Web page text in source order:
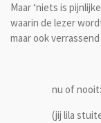
Maar ‘niets is
waarin de lezer
maar ook
nu of
(jij lila